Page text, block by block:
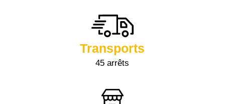
Transports
45 arrêts